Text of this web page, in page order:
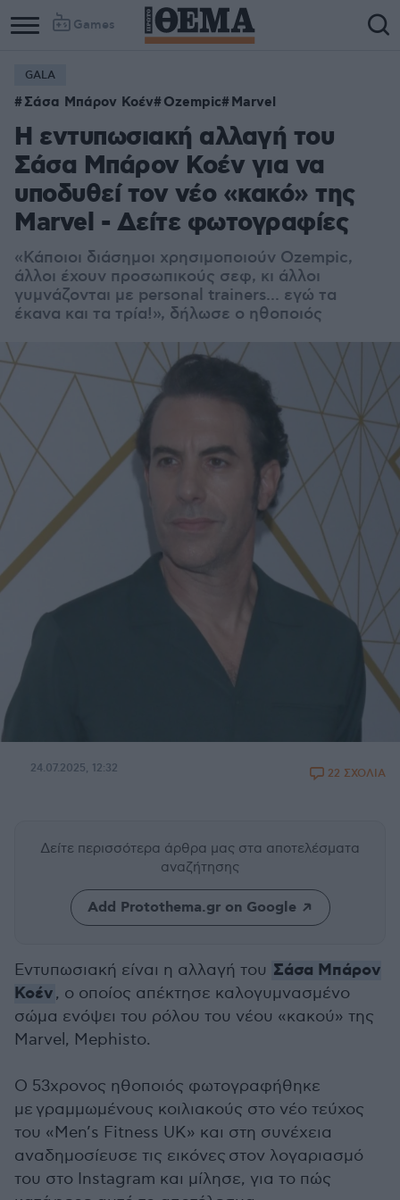
Games
GALA
Σάσα Μπάρον Κοέν Ozempic Marvel
Η εντυπωσιακή αλλαγή του
Σάσα Μπάρον Κοέν για να
υποδυθεί τον νέο «κακό» της
Marvel - Δείτε φωτογραφίες
«Κάποιοι διάσημοι χρησιμοποιούν Ozempic,
άλλοι έχουν προσωπικούς σεφ, κι άλλοι
γυμνάζονται με personal trainers... εγώ τα
έκανα και τα τρία!», δήλωσε ο ηθοποιός
24.07.2025, 12:32 22 ΣΧΟΛΙΑ
Δείτε περισσότερα άρθρα μας στα αποτελέσματα
αναζήτησης
Add Protothema.gr on Google
Εντυπωσιακή είναι η αλλαγή του Σάσα Μπάρον
Κοέν, ο οποίος απέκτησε καλογυμνασμένο
σώμα ενόψει του ρόλου του νέου «κακού» της
Marvel, Mephisto.
Ο 53χρονος ηθοποιός φωτογραφήθηκε
με γραμμωμένους κοιλιακούς στο νέο τεύχος
του «Men’s Fitness UK» και στη συνέχεια
αναδημοσίευσε τις εικόνες στον λογαριασμό
του στο Instagram και μίλησε, για το πώς